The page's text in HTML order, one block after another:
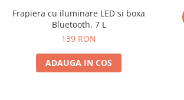
Frapiera cu iluminare LED si boxa
Bluetooth, 7 L
139 RON
ADAUGA IN COS